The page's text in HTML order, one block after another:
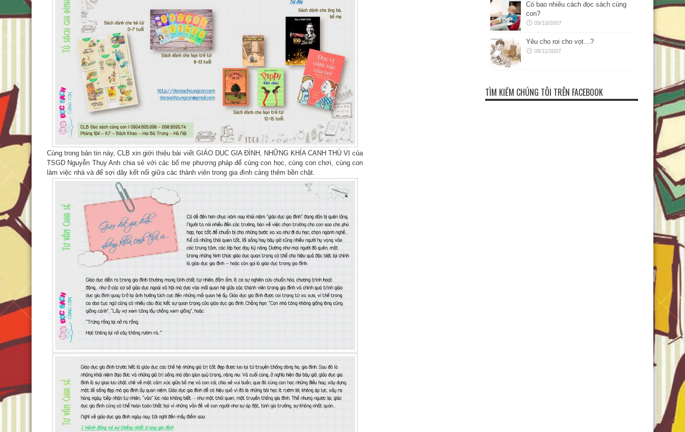
Cùng trong bản tin này, CLB xin giới thiệu bài viết GIÁO DỤC GIA ĐÌNH, NHỮNG KHÍA CẠNH THÚ VỊ của
TSGD Nguyễn Thụy Anh chia sẻ với các bố mẹ phương pháp để cùng con học, cùng con chơi, cùng con
làm việc nhà và để sợi dây kết nối giữa các thành viên trong gia đình càng thêm bền chặt.
Có bao nhiêu cách đọc sách cùng
con?
09/10/2007
Yêu cho roi cho vọt…?
08/11/2007
TÌM KIẾM CHÚNG TÔI TRÊN FACEBOOK